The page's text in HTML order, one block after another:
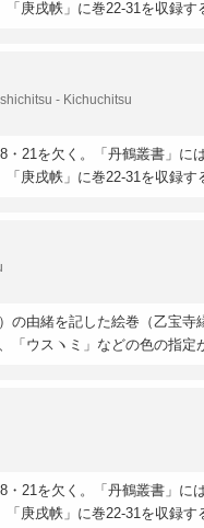
庚戌帙」に巻22-31を収録す
- Kichuchitsu
21を欠く。「丹鶴叢書」に
庚戌帙」に巻22-31を収録す
の由緒を記した絵巻（乙宝
「ウスヽミ」などの色の指定
21を欠く。「丹鶴叢書」に
庚戌帙」に巻22-31を収録す